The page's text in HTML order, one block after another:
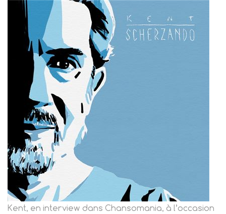
Kent, en interview dans Chansomania, à l’occasion